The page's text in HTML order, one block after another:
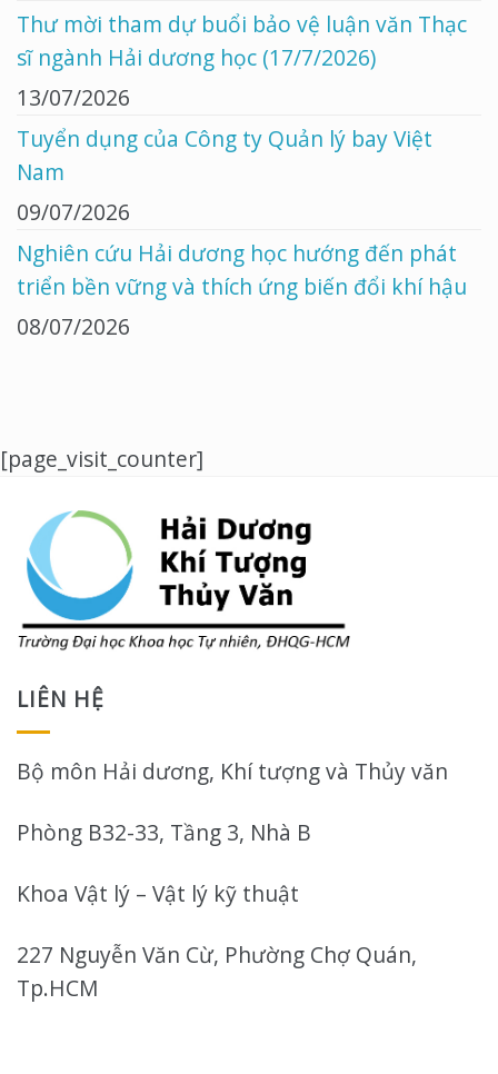
Thư mời tham dự buổi bảo vệ luận văn Thạc
sĩ ngành Hải dương học (17/7/2026)
13/07/2026
Tuyển dụng của Công ty Quản lý bay Việt
Nam
09/07/2026
Nghiên cứu Hải dương học hướng đến phát
triển bền vững và thích ứng biến đổi khí hậu
08/07/2026
[page_visit_counter]
LIÊN HỆ
Bộ môn Hải dương, Khí tượng và Thủy văn
Phòng B32-33, Tầng 3, Nhà B
Khoa Vật lý – Vật lý kỹ thuật
227 Nguyễn Văn Cừ, Phường Chợ Quán,
Tp.HCM